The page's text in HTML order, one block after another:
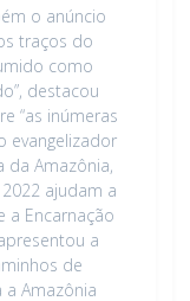
o anúncio
traços do
como
destacou
“as inúmeras
evangelizador
da Amazônia,
ajudam a
a Encarnação
a
de
Amazônia